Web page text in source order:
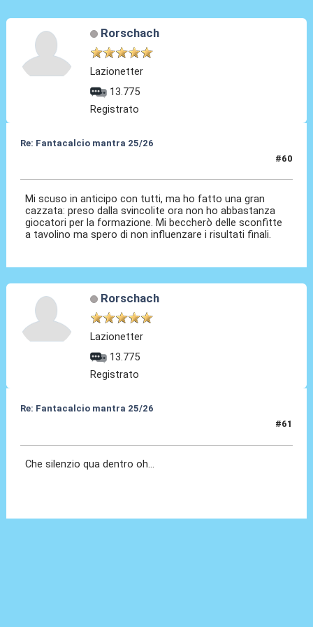
Rorschach
Lazionetter
13.775
Registrato
Re: Fantacalcio mantra 25/26
#60
Mi scuso in anticipo con tutti, ma ho fatto una gran
cazzata: preso dalla svincolite ora non ho abbastanza
giocatori per la formazione. Mi beccherò delle sconfitte
a tavolino ma spero di non influenzare i risultati finali.
Rorschach
Lazionetter
13.775
Registrato
Re: Fantacalcio mantra 25/26
#61
Che silenzio qua dentro oh...